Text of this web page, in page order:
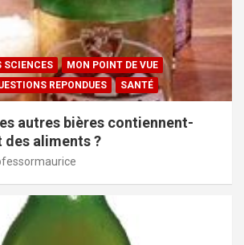
SCIENCES
MON POINT DE VUE
REPONDUES
SANTÉ
autres bières contiennent-
des aliments ?